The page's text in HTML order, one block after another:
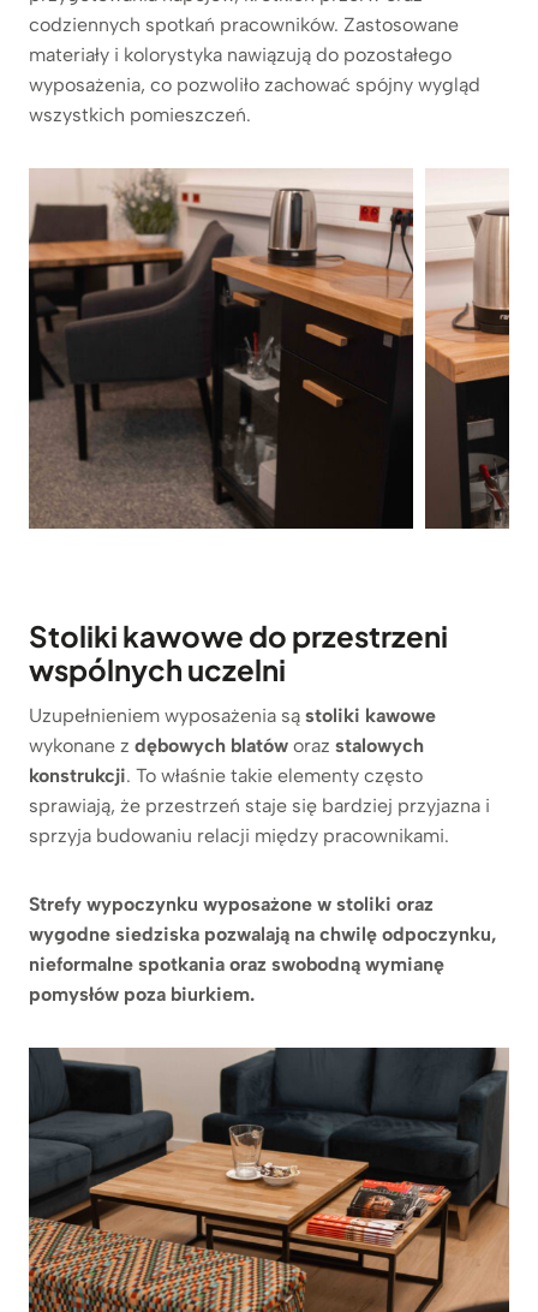
codziennych spotkań pracowników. Zastosowane
materiały i kolorystyka nawiązują do pozostałego
wyposażenia, co pozwoliło zachować spójny wygląd
wszystkich pomieszczeń.
Stoliki kawowe do przestrzeni
wspólnych uczelni
Uzupełnieniem wyposażenia są stoliki kawowe
wykonane z dębowych blatów oraz stalowych
konstrukcji. To właśnie takie elementy często
sprawiają, że przestrzeń staje się bardziej przyjazna i
sprzyja budowaniu relacji między pracownikami.
Strefy wypoczynku wyposażone w stoliki oraz
wygodne siedziska pozwalają na chwilę odpoczynku,
nieformalne spotkania oraz swobodną wymianę
pomysłów poza biurkiem.